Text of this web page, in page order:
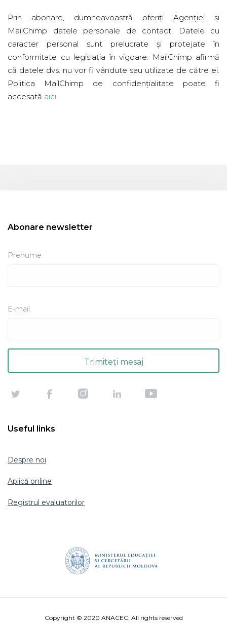
Prin abonare, dumneavoastră oferiți Agenției și
MailChimp datele personale de contact. Datele cu
caracter personal sunt prelucrate și protejate în
conformitate cu legislația în vigoare. MailChimp afirmă
că datele dvs. nu vor fi vândute sau utilizate de către ei.
Politica MailChimp de confidențialitate poate fi
accesată aici.
Abonare newsletter
Prenume
E-mail
Useful links
Despre noi
Aplică online
Registrul evaluatorilor
Copyright © 2020 ANACEC. All rights reserved